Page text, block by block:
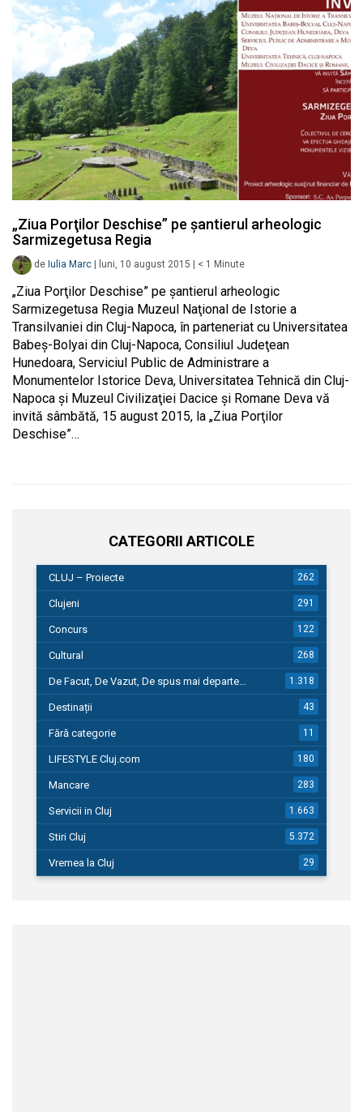
„Ziua Porţilor Deschise” pe şantierul arheologic
Sarmizegetusa Regia
de Iulia Marc luni, 10 august 2015 < 1 Minute
„Ziua Porţilor Deschise” pe şantierul arheologic
Sarmizegetusa Regia Muzeul Naţional de Istorie a
Transilvaniei din Cluj-Napoca, în parteneriat cu Universitatea
Babeş-Bolyai din Cluj-Napoca, Consiliul Judeţean
Hunedoara, Serviciul Public de Administrare a
Monumentelor Istorice Deva, Universitatea Tehnică din Cluj-
Napoca şi Muzeul Civilizaţiei Dacice şi Romane Deva vă
invită sâmbătă, 15 august 2015, la „Ziua Porţilor
Deschise”…
CATEGORII ARTICOLE
CLUJ – Proiecte 262
Clujeni 291
Concurs 122
Cultural 268
De Facut, De Vazut, De spus mai departe… 1.318
Destinații 43
Fără categorie 11
LIFESTYLE Cluj.com 180
Mancare 283
Servicii in Cluj 1.663
Stiri Cluj 5.372
Vremea la Cluj 29